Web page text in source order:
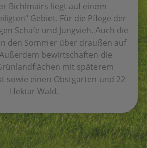
Bichlmairs liegt auf einem
Gebiet. Für die Pflege der
Schafe und Jungvieh. Auch die
den Sommer über draußen auf
bewirtschaften die
mit späterem
sowie einen Obstgarten und 22
Hektar Wald.